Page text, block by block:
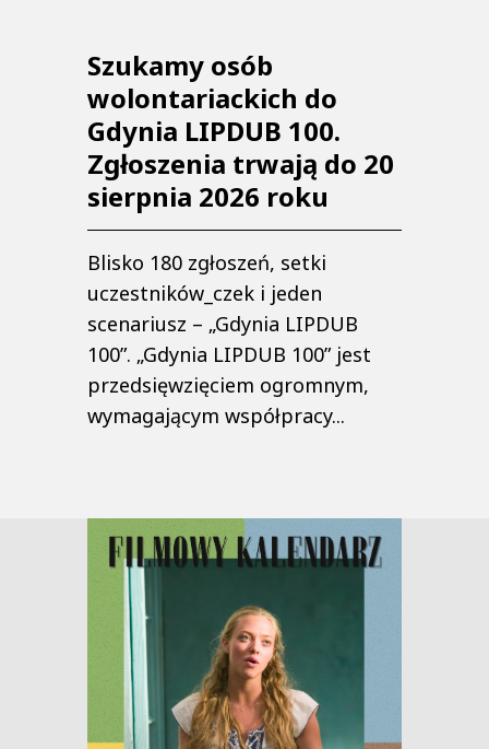
Szukamy osób
wolontariackich do
Gdynia LIPDUB 100.
Zgłoszenia trwają do 20
sierpnia 2026 roku
Blisko 180 zgłoszeń, setki
uczestników_czek i jeden
scenariusz – „Gdynia LIPDUB
100”. „Gdynia LIPDUB 100” jest
przedsięwzięciem ogromnym,
wymagającym współpracy...